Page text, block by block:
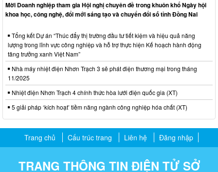
Mời Doanh nghiệp tham gia Hội nghị chuyên đề trong khuôn khổ Ngày hội
khoa học, công nghệ, đổi mới sáng tạo và chuyển đổi số tỉnh Đồng Nai
Tổng kết Dự án “Thúc đẩy thị trường đầu tư tiết kiệm và hiệu quả năng
lượng trong lĩnh vực công nghiệp và hỗ trợ thực hiện Kế hoạch hành động
tăng trưởng xanh Việt Nam”
Nhà máy nhiệt điện Nhơn Trạch 3 sẽ phát điện thương mại trong tháng
11/2025
Nhiệt điện Nhơn Trạch 4 chính thức hòa lưới điện quốc gia (XT)
5 giải pháp ‘kích hoạt’ tiềm năng ngành công nghiệp hóa chất (XT)
Trang chủ Cấu trúc trang Liên hệ Đăng nhập
TRANG THÔNG TIN ĐIỆN TỬ SỞ